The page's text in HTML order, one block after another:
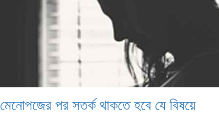
মেনোপজের পর সতর্ক থাকতে হবে যে বিষয়ে